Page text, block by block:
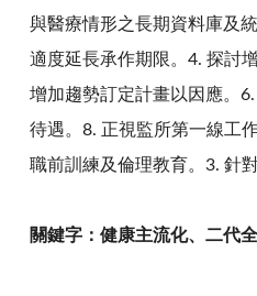
與醫療情形之長期資料庫及
適度延長承作期限。4. 探討
增加趨勢訂定計畫以因應。
待遇。8. 正視監所第一線工
職前訓練及倫理教育。3. 針
關鍵字：健康主流化、二代